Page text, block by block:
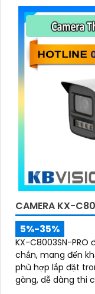
CAMERA KX-
5%-35%
KX-C8003SN-
chắn, mang đến
phù hợp lắp đặt trong
gàng, dễ dàng thi